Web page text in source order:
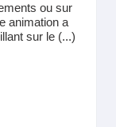
ou sur
animation a
sur le (...)